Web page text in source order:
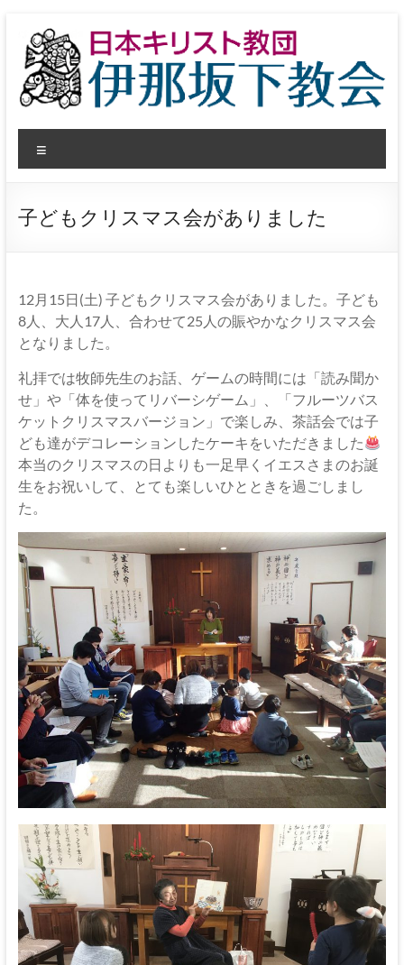
ス
ッ
日
本
キ
リ
ト
教
団
伊
那
坂
下
教
会
イ
エ
ス・
キ
リ
ス
ト
の
父
な
る
神
ニ
ー
子どもクリスマス会がありました
12月15日(土) 子どもクリスマス会がありました。子ども
8人、大人17人、合わせて25人の賑やかなクリスマス会
となりました。
礼拝では牧師先生のお話、ゲームの時間には「読み聞か
せ」や「体を使ってリバーシゲーム」、「フルーツバス
ケットクリスマスバージョン」で楽しみ、茶話会では子
ども達がデコレーションしたケーキをいただきました
本当のクリスマスの日よりも一足早くイエスさまのお誕
生をお祝いして、とても楽しいひとときを過ごしまし
た。